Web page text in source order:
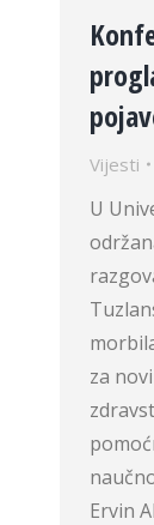
Vijesti
U
za
Ervin